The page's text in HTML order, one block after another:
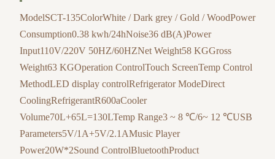
ModelSCT-135ColorWhite / Dark grey / Gold / WoodPower
Consumption0.38 kwh/24hNoise36 dB(A)Power
Input110V/220V 50HZ/60HZNet Weight58 KGGross
Weight63 KGOperation ControlTouch ScreenTemp Control
MethodLED display controlRefrigerator ModeDirect
CoolingRefrigerantR600aCooler
Volume70L+65L=130LTemp Range3 ~ 8 ℃/6~ 12 ℃USB
Parameters5V/1A+5V/2.1AMusic Player
Power20W*2Sound ControlBluetoothProduct